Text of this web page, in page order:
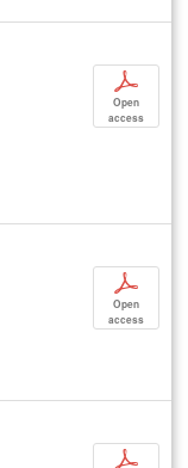
p
Open
access
p
Open
access
p